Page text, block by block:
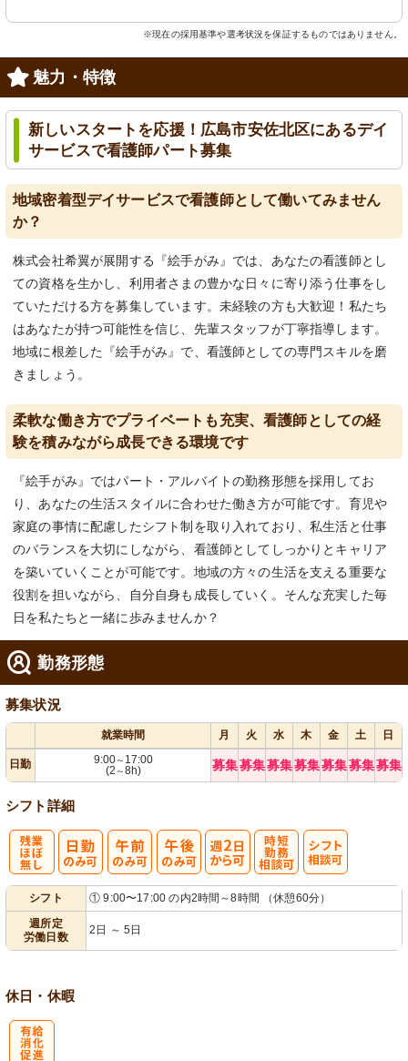
※現在の採用基準や選考状況を保証するものではありません。
魅力・特徴
新しいスタートを応援！広島市安佐北区にあるデイ
サービスで看護師パート募集
地域密着型デイサービスで看護師として働いてみません
か？
株式会社希翼が展開する『絵手がみ』では、あなたの看護師とし
ての資格を生かし、利用者さまの豊かな日々に寄り添う仕事をし
ていただける方を募集しています。未経験の方も大歓迎！私たち
はあなたが持つ可能性を信じ、先輩スタッフが丁寧指導します。
地域に根差した『絵手がみ』で、看護師としての専門スキルを磨
きましょう。
柔軟な働き方でプライベートも充実、看護師としての経
験を積みながら成長できる環境です
『絵手がみ』ではパート・アルバイトの勤務形態を採用してお
り、あなたの生活スタイルに合わせた働き方が可能です。育児や
家庭の事情に配慮したシフト制を取り入れており、私生活と仕事
のバランスを大切にしながら、看護師としてしっかりとキャリア
を築いていくことが可能です。地域の方々の生活を支える重要な
役割を担いながら、自分自身も成長していく。そんな充実した毎
日を私たちと一緒に歩みませんか？
勤務形態
募集状況
就業時間 月 火 水 木 金 土 日
日勤 9:00～ 17:00
(2 ～8h) 募集募集募集募集募集募集募集
シフト詳細
シフト
① 9:00〜17:00 の内2時間～8時間 （休憩60分）
週所定
労働日数
2日 ～ 5日
休日・休暇